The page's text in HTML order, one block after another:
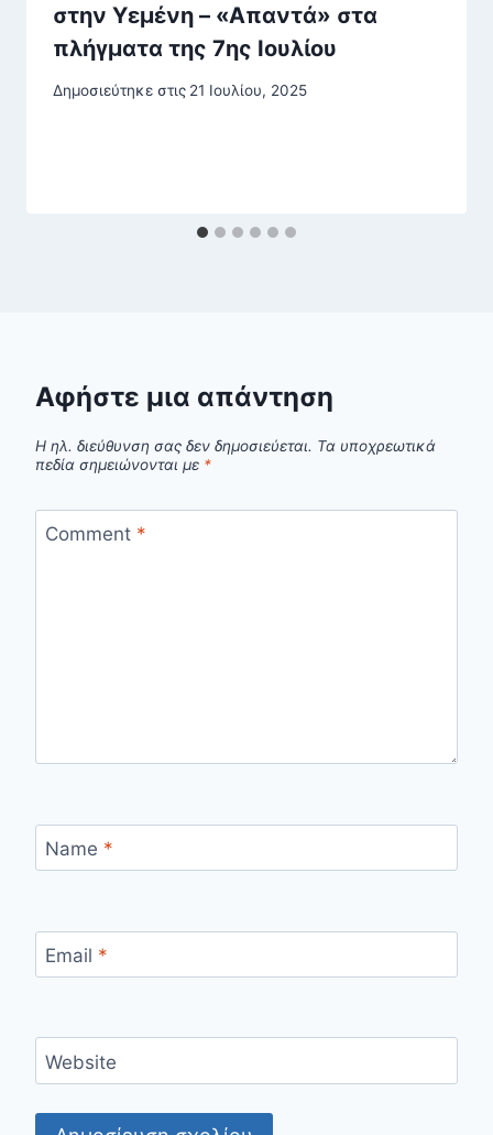
στην Υεμένη – «Απαντά» στα
πλήγματα της 7ης Ιουλίου
Δημοσιεύτηκε στις 21 Ιουλίου, 2025
Αφήστε μια απάντηση
Η ηλ. διεύθυνση σας δεν δημοσιεύεται. Τα υποχρεωτικά
πεδία σημειώνονται με *
Comment *
Name *
Email *
Website